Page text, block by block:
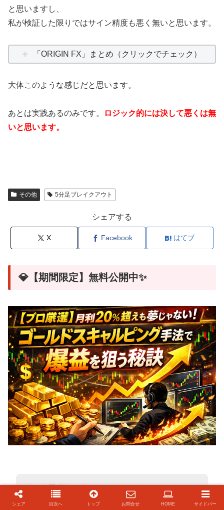
と思いますし、
私が検証した限りではサイン精度も悪く無いと思います。
「ORIGIN FX」まとめ（クリックでチェック）
大体このような感じだと思います。
あとは実践あるのみです。
ロジック的には決して悪くは無
いと思います。
その他 5分足ブレイクアウト
シェアする
X Facebook はてブ
💎【期間限定】無料公開中✨
シェア 目次へ トップ お問合せ HOME サイドバー